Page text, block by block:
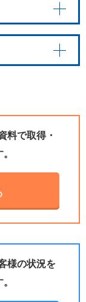
料で取得・
様の状況を